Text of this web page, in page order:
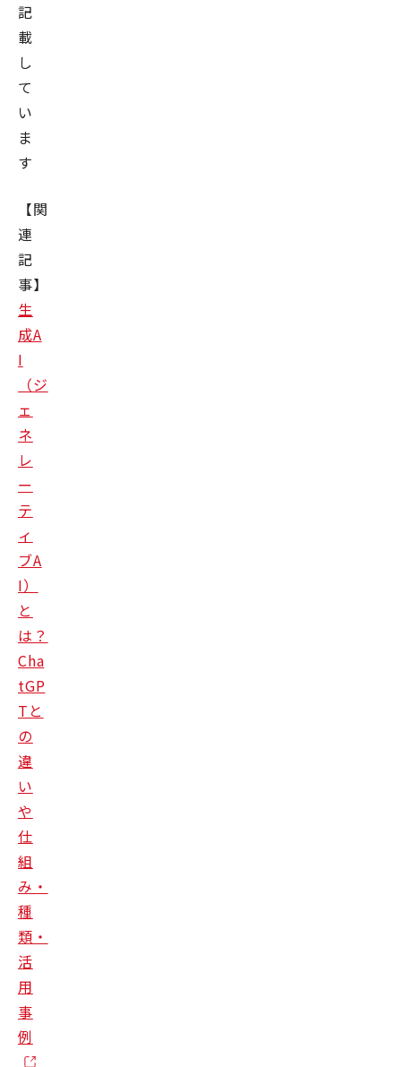
記
載
し
て
い
ま
す
【関
連
記
事】
生
成A
I
（ジ
ェ
ネ
レ
ー
テ
ィ
ブA
I）
と
は？
Cha
tGP
Tと
の
違
い
や
仕
組
み・
種
類・
活
用
事
例